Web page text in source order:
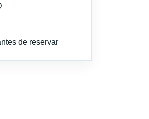
de reservar